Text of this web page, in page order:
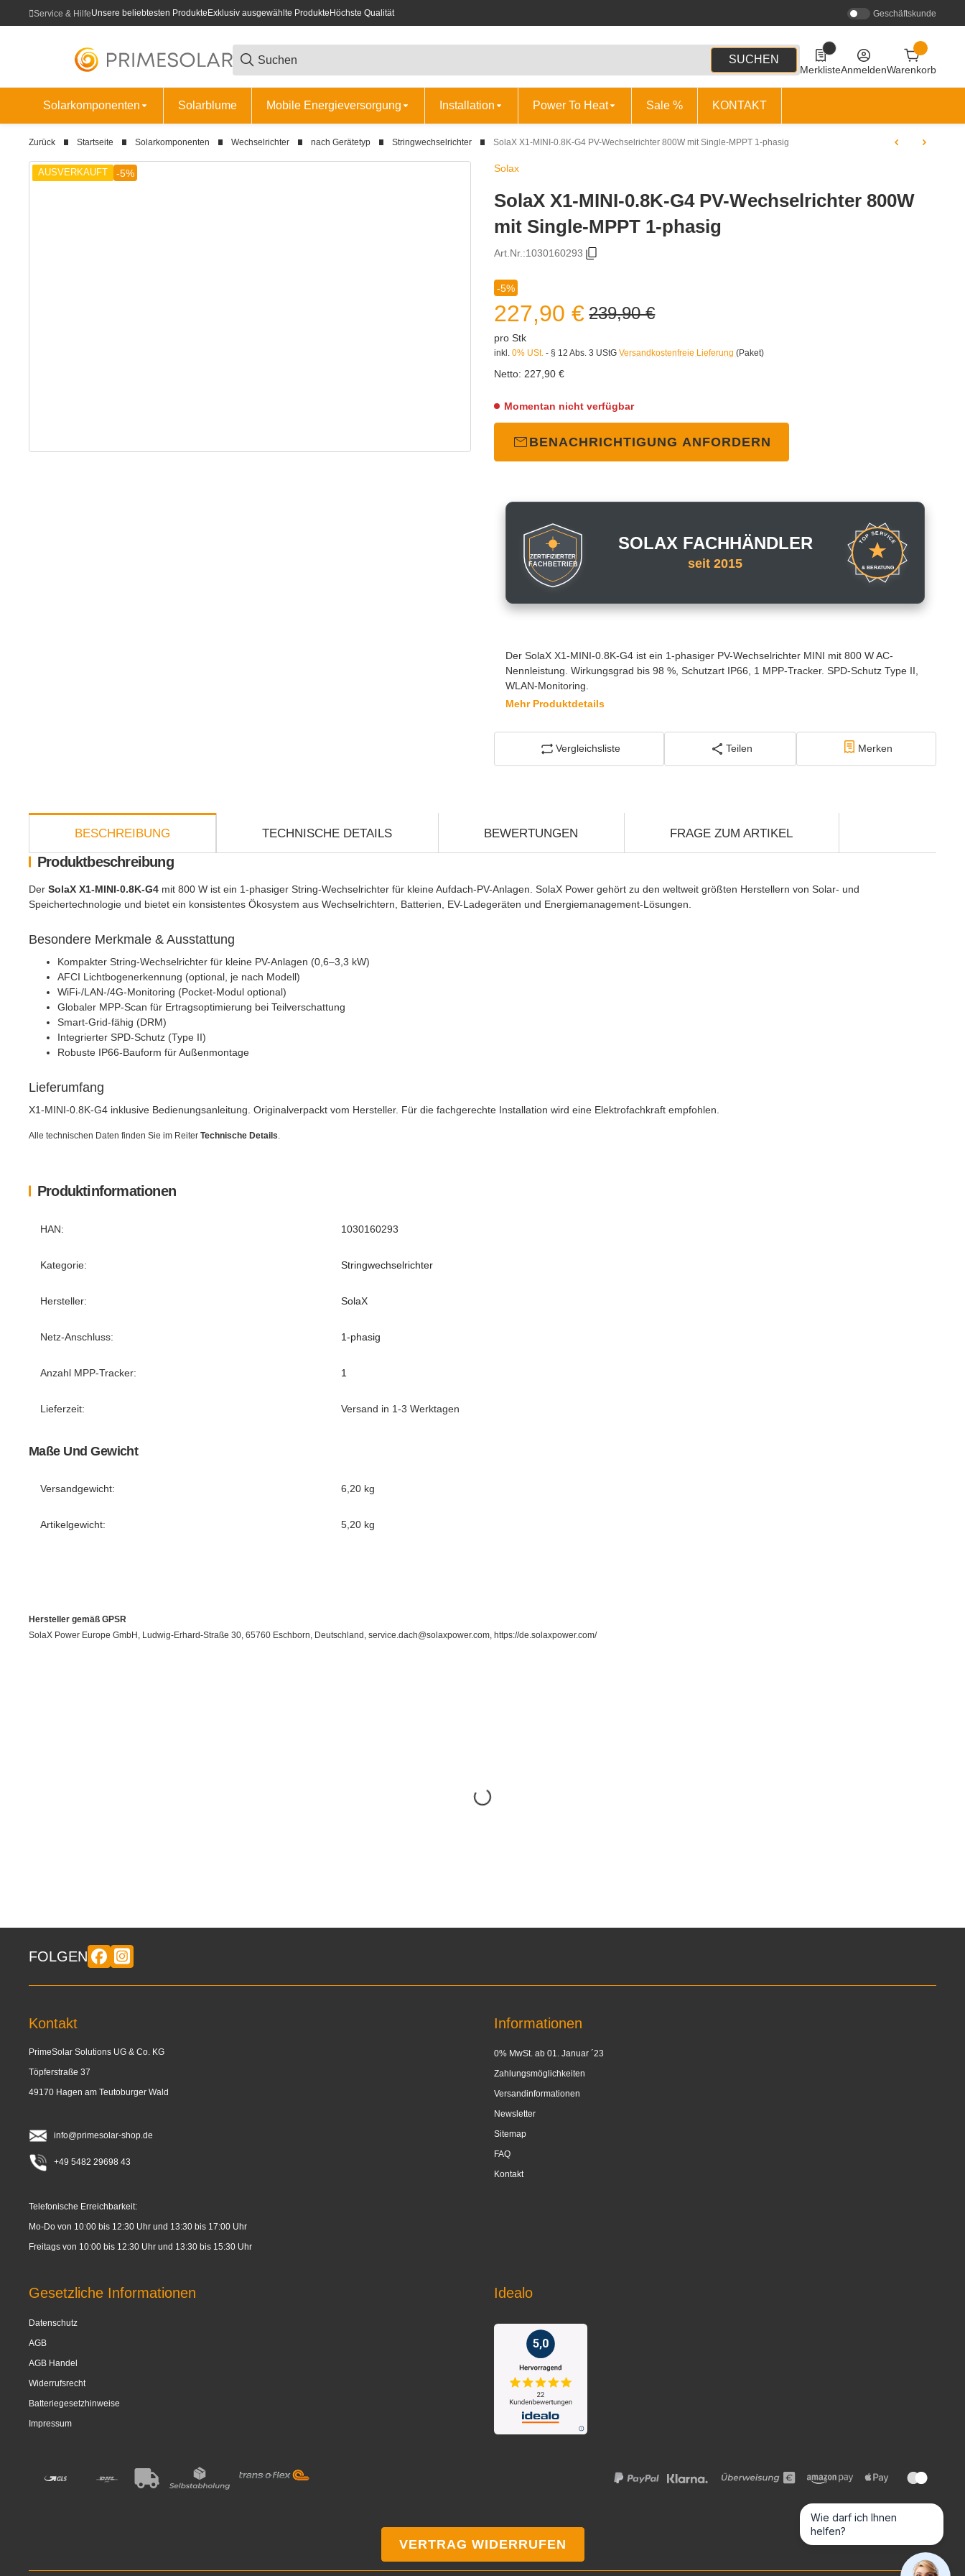
Service & HilfeUnsere beliebtesten Produkte Exklusiv ausgewählte Produkte Höchste Qualität Geschäftskunde
SUCHEN
0 Produkte in der Liste
MerklisteAnmeldenWarenkorb
Solarkomponenten Solarblume Mobile Energieversorgung Installation Power To Heat Sale % KONTAKT
Zurück Startseite Solarkomponenten Wechselrichter nach Gerätetyp Stringwechselrichter SolaX X1-MINI-0.8K-G4 PV-Wechselrichter 800W mit Single-MPPT 1-phasig
AUSVERKAUFT -5% Solax
SolaX X1-MINI-0.8K-G4 PV-Wechselrichter 800W
mit Single-MPPT 1-phasig
Art.Nr.:1030160293
-5%
227,90 € 239,90 €
pro Stk
inkl. 0% USt. - § 12 Abs. 3 UStG Versandkostenfreie Lieferung (Paket)
Netto: 227,90 €
Momentan nicht verfügbar
BENACHRICHTIGUNG ANFORDERN
ZERTIFIZIERTER
FACHBETRIEB
SOLAX FACHHÄNDLER
seit 2015
TOP SERVICE
& BERATUNG
Der SolaX X1-MINI-0.8K-G4 ist ein 1-phasiger PV-Wechselrichter MINI mit 800 W AC-
Nennleistung. Wirkungsgrad bis 98 %, Schutzart IP66, 1 MPP-Tracker. SPD-Schutz Type II,
WLAN-Monitoring.
Mehr Produktdetails
Vergleichsliste Teilen Merken
BESCHREIBUNG TECHNISCHE DETAILS BEWERTUNGEN FRAGE ZUM ARTIKEL
Produktinformationen
Produkteigenschaft
Wert
HAN: 1030160293
Kategorie: Stringwechselrichter
Hersteller: SolaX
Netz-Anschluss: 1-phasig
Anzahl MPP-Tracker: 1
Lieferzeit: Versand in 1-3 Werktagen
Maße Und Gewicht
Versandgewicht: 6,20 kg
Artikelgewicht: 5,20 kg
Produktbeschreibung
Der SolaX X1-MINI-0.8K-G4 mit 800 W ist ein 1-phasiger String-Wechselrichter für kleine Aufdach-PV-Anlagen. SolaX Power gehört zu den weltweit größten Herstellern von Solar- und
Speichertechnologie und bietet ein konsistentes Ökosystem aus Wechselrichtern, Batterien, EV-Ladegeräten und Energiemanagement-Lösungen.
Besondere Merkmale & Ausstattung
Kompakter String-Wechselrichter für kleine PV-Anlagen (0,6–3,3 kW)
AFCI Lichtbogenerkennung (optional, je nach Modell)
WiFi-/LAN-/4G-Monitoring (Pocket-Modul optional)
Globaler MPP-Scan für Ertragsoptimierung bei Teilverschattung
Smart-Grid-fähig (DRM)
Integrierter SPD-Schutz (Type II)
Robuste IP66-Bauform für Außenmontage
Lieferumfang
X1-MINI-0.8K-G4 inklusive Bedienungsanleitung. Originalverpackt vom Hersteller. Für die fachgerechte Installation wird eine Elektrofachkraft empfohlen.
Alle technischen Daten finden Sie im Reiter Technische Details
Hersteller gemäß GPSR
SolaX Power Europe GmbH, Ludwig-Erhard-Straße 30, 65760 Eschborn, Deutschland, service.dach@solaxpower.com, https://de.solaxpower.com/
FOLGEN
Kontakt
PrimeSolar Solutions UG & Co. KG
Töpferstraße 37
49170 Hagen am Teutoburger Wald
info@primesolar-shop.de
+49 5482 29698 43
Telefonische Erreichbarkeit:
Mo-Do von 10:00 bis 12:30 Uhr und 13:30 bis 17:00 Uhr
Freitags von 10:00 bis 12:30 Uhr und 13:30 bis 15:30 Uhr
Informationen
0% MwSt. ab 01. Januar ´23
Zahlungsmöglichkeiten
Versandinformationen
Newsletter
Sitemap
FAQ
Kontakt
Gesetzliche Informationen
Datenschutz
AGB
AGB Handel
Widerrufsrecht
Batteriegesetzhinweise
Impressum
Idealo
VERTRAG WIDERRUFEN
Wie darf ich Ihnen
helfen?